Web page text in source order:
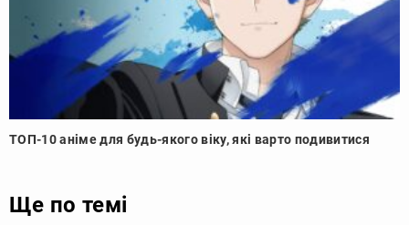
ТОП-10 аніме для будь-якого віку, які варто подивитися
Ще по темі